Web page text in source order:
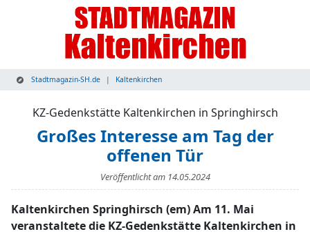
Stadtmagazin-SH.de Kaltenkirchen
KZ-Gedenkstätte Kaltenkirchen in Springhirsch
Großes Interesse am Tag der
offenen Tür
Veröffentlicht am 14.05.2024
Kaltenkirchen Springhirsch (em) Am 11. Mai
veranstaltete die KZ-Gedenkstätte Kaltenkirchen in